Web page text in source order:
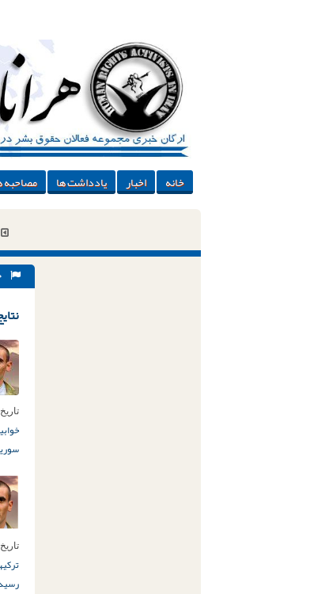
خانه اخبار یادداشت ها مصاحبه
خوابی
ترکیه